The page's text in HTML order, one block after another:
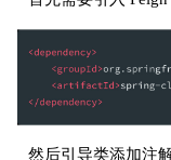
然后引导类添加注